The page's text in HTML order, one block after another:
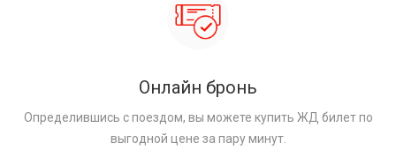
Онлайн бронь
Определившись с поездом, вы можете купить ЖД билет по
выгодной цене за пару минут.